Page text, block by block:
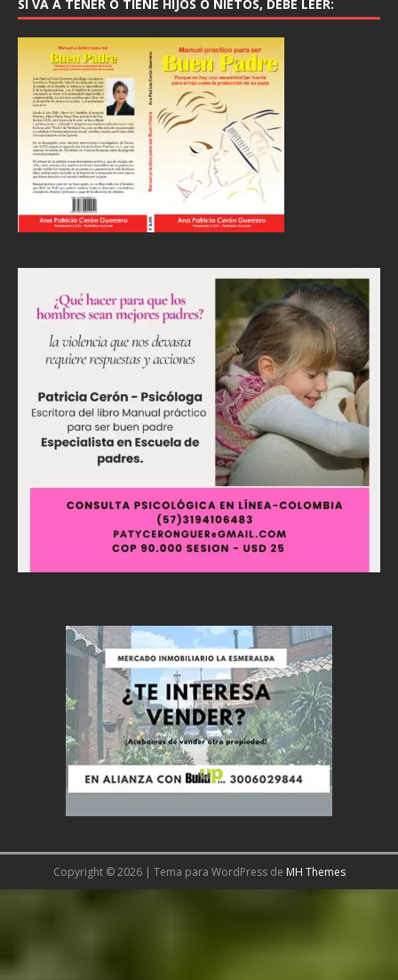
SI VA A TENER O TIENE HIJOS O NIETOS, DEBE LEER:
Copyright © 2026 | Tema para WordPress de MH Themes